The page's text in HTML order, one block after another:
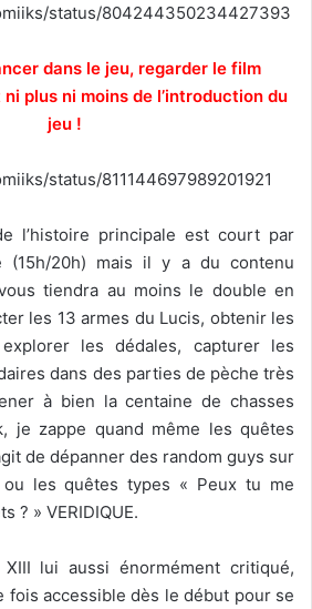
status/804244350234427393
dans le jeu, regarder le film
ni plus ni moins de l’introduction du
jeu !
status/811144697989201921
l’histoire principale est court par
(15h/20h) mais il y a du contenu
tiendra au moins le double en
les 13 armes du Lucis, obtenir les
les dédales, capturer les
dans des parties de pèche très
à bien la centaine de chasses
je zappe quand même les quêtes
de dépanner des random guys sur
les quêtes types « Peux tu me
? » VERIDIQUE.
lui aussi énormément critiqué,
fois accessible dès le début pour se